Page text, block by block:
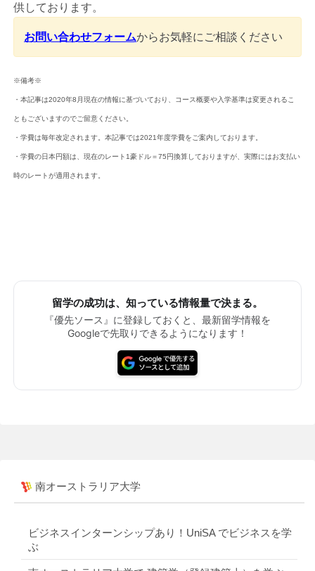
供しております。
お問い合わせフォームからお気軽にご相談ください
※備考※
・本記事は2020年8月現在の情報に基づいており、コース概要や入学基準は変更されるこ
ともございますのでご留意ください。
・学費は毎年改定されます。本記事では2021年度学費をご案内しております。
・学費の日本円額は、現在のレート1豪ドル＝75円換算しておりますが、実際にはお支払い
時のレートが適用されます。
留学の成功は、知っている情報量で決まる。
『優先ソース』に登録しておくと、最新留学情報を
Googleで先取りできるようになります！
南オーストラリア大学
ビジネスインターンシップあり！UniSA でビジネスを学
ぶ